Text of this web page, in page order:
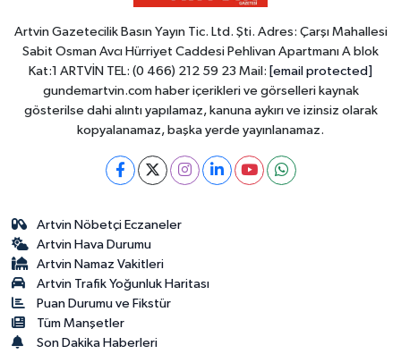
Artvin Gazetecilik Basın Yayın Tic. Ltd. Şti. Adres: Çarşı Mahallesi
Sabit Osman Avcı Hürriyet Caddesi Pehlivan Apartmanı A blok
Kat:1 ARTVİN TEL: (0 466) 212 59 23 Mail: [email protected]
gundemartvin.com haber içerikleri ve görselleri kaynak
gösterilse dahi alıntı yapılamaz, kanuna aykırı ve izinsiz olarak
kopyalanamaz, başka yerde yayınlanamaz.
Artvin Nöbetçi Eczaneler
Artvin Hava Durumu
Artvin Namaz Vakitleri
Artvin Trafik Yoğunluk Haritası
Puan Durumu ve Fikstür
Tüm Manşetler
Son Dakika Haberleri